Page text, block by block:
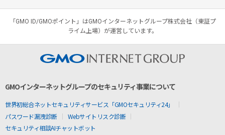
「GMO ID/GMOポイント」はGMOインターネットグループ株式会社（東証プ
ライム上場）が運営しています。
GMOインターネットグループのセキュリティ事業について
世界初総合ネットセキュリティサービス「GMOセキュリティ24」
パスワード漏洩診断
Webサイトリスク診断
セキュリティ相談AIチャットボット